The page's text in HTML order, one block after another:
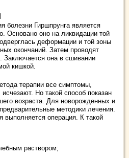
болезни Гиршпрунга является
Основано оно на ликвидации той
деформации и той зоны
окончаний. Затем проводят
Заключается она в сшивании
кишкой.
терапии все симптомы,
Но такой способ показан
возраста. Для новорожденных и
методики лечения.
выполняется операция. К такой
раствором;